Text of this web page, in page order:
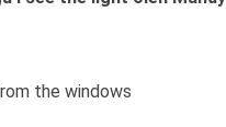
the windows